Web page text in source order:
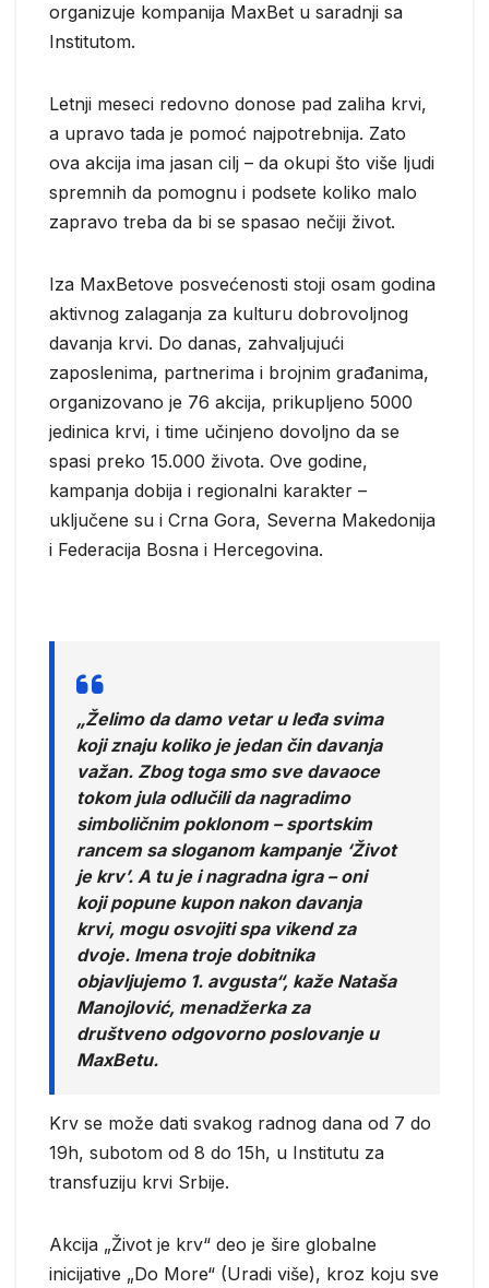
organizuje kompanija MaxBet u saradnji sa
Institutom.
Letnji meseci redovno donose pad zaliha krvi,
a upravo tada je pomoć najpotrebnija. Zato
ova akcija ima jasan cilj – da okupi što više ljudi
spremnih da pomognu i podsete koliko malo
zapravo treba da bi se spasao nečiji život.
Iza MaxBetove posvećenosti stoji osam godina
aktivnog zalaganja za kulturu dobrovoljnog
davanja krvi. Do danas, zahvaljujući
zaposlenima, partnerima i brojnim građanima,
organizovano je 76 akcija, prikupljeno 5000
jedinica krvi, i time učinjeno dovoljno da se
spasi preko 15.000 života. Ove godine,
kampanja dobija i regionalni karakter –
uključene su i Crna Gora, Severna Makedonija
i Federacija Bosna i Hercegovina.
„Želimo da damo vetar u leđa svima
koji znaju koliko je jedan čin davanja
važan. Zbog toga smo sve davaoce
tokom jula odlučili da nagradimo
simboličnim poklonom – sportskim
rancem sa sloganom kampanje ‘Život
je krv’. A tu je i nagradna igra – oni
koji popune kupon nakon davanja
krvi, mogu osvojiti spa vikend za
dvoje. Imena troje dobitnika
objavljujemo 1. avgusta“, kaže Nataša
Manojlović, menadžerka za
društveno odgovorno poslovanje u
MaxBetu.
Krv se može dati svakog radnog dana od 7 do
19h, subotom od 8 do 15h, u Institutu za
transfuziju krvi Srbije.
Akcija „Život je krv“ deo je šire globalne
inicijative „Do More“ (Uradi više), kroz koju sve